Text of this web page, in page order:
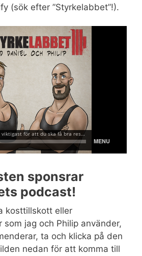
(sök efter ”Styrkelabbet”!).
sponsrar
podcast!
kosttillskott eller
jag och Philip använder,
ta och klicka på den
nedan för att komma till